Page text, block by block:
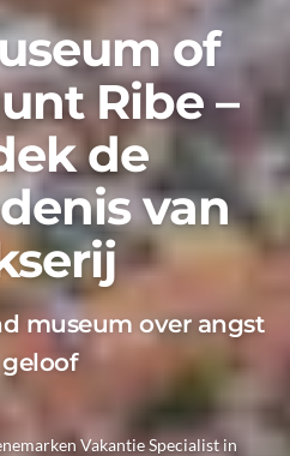
of
Ribe –
de
van
museum over angst
Vakantie Specialist in